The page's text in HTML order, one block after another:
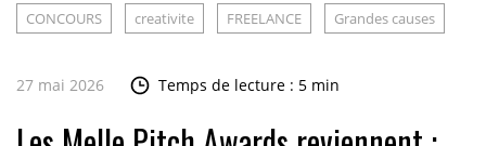
CONCOURS creativite FREELANCE Grandes causes
27 mai 2026 Temps de lecture : 5 min